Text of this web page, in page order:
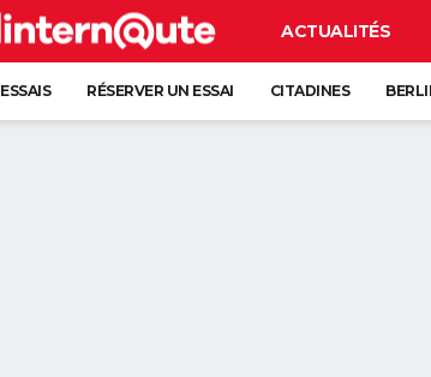
ACTUALITÉS
ESSAIS RÉSERVER UN ESSAI CITADINES